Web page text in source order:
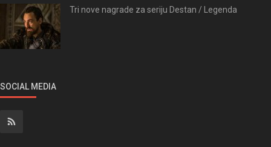
Tri nove nagrade za seriju Destan / Legenda
SOCIAL MEDIA